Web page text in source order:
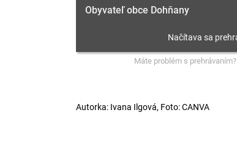
Obyvateľ obce Dohňany
Máte problém s prehrávaním?
Autorka: Ivana Ilgová, Foto: CANVA